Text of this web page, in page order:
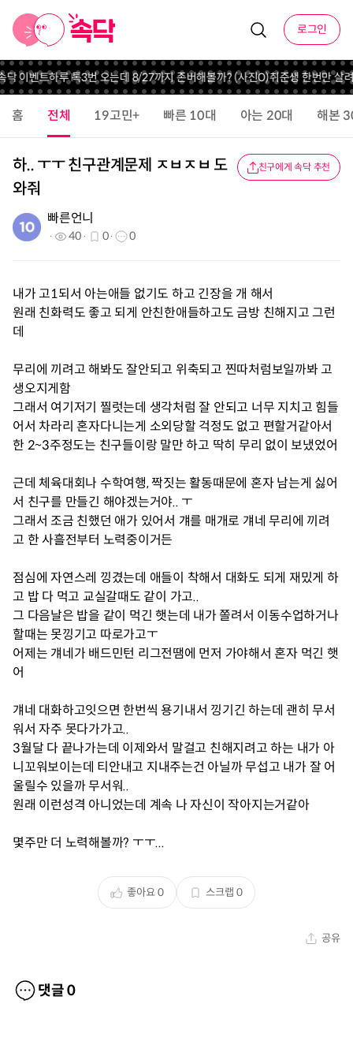
로그인
이벤트하루 톡3번 오는데 8/27까지 존버해볼까? (사진O)취준생 한번만 살
홈 전체 19고민+ 빠른 10대 아는 20대 해본
하.. ㅜㅜ 친구관계문제 ㅈㅂㅈㅂ 도
와줘
친구에게 속닥 추천
빠른언니
40 0 0
내가 고1되서 아는애들 없기도 하고 긴장을 개 해서
원래 친화력도 좋고 되게 안친한애들하고도 금방 친해지고 그런
데
무리에 끼려고 해봐도 잘안되고 위축되고 찐따처럼보일까봐 고
생오지게함
그래서 여기저기 찔럿는데 생각처럼 잘 안되고 너무 지치고 힘들
어서 차라리 혼자다니는게 소외당할 걱정도 없고 편할거같아서
한 2~3주정도는 친구들이랑 말만 하고 딱히 무리 없이 보냈었어
근데 체육대회나 수학여행, 짝짓는 활동때문에 혼자 남는게 싫어
서 친구를 만들긴 해야겠는거야.. ㅜ
그래서 조금 친했던 애가 있어서 걔를 매개로 걔네 무리에 끼려
고 한 사흘전부터 노력중이거든
점심에 자연스레 낑겼는데 애들이 착해서 대화도 되게 재밌게 하
고 밥 다 먹고 교실갈때도 같이 가고..
그 다음날은 밥을 같이 먹긴 햇는데 내가 쫄려서 이동수업하거나
할때는 못낑기고 따로가고ㅜ
어제는 걔네가 배드민턴 리그전땜에 먼저 가야해서 혼자 먹긴 햇
어
걔네 대화하고잇으면 한번씩 용기내서 낑기긴 하는데 괜히 무서
워서 자주 못다가가고..
3월달 다 끝나가는데 이제와서 말걸고 친해지려고 하는 내가 아
니꼬워보이는데 티안내고 지내주는건 아닐까 무섭고 내가 잘 어
울릴수 있을까 무서워..
원래 이런성격 아니었는데 계속 나 자신이 작아지는거같아
몇주만 더 노력해볼까? ㅜㅜ...
좋아요0 스크랩 0
공유
댓글0